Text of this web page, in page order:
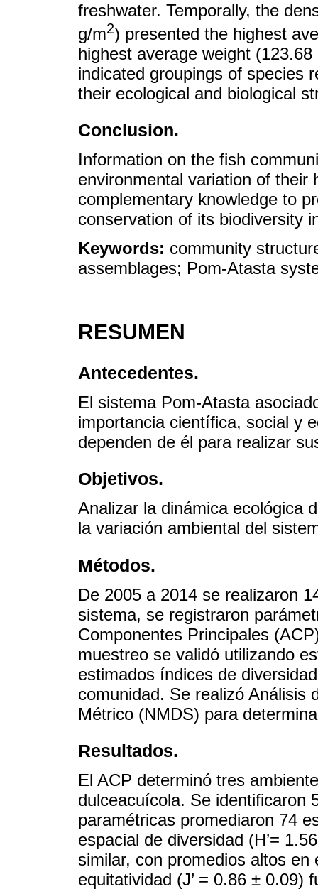
freshwater. Temporally, the
g/m2) presented the highest
highest average weight
indicated groupings of species
their ecological and biological
Conclusion.
Information on the fish
environmental variation of their
complementary knowledge to
conservation of its biodiversity
Keywords: community
assemblages; Pom-Atasta
RESUMEN
Antecedentes.
El sistema Pom-Atasta
importancia científica, social y
dependen de él para realizar
Objetivos.
Analizar la dinámica ecológica
la variación ambiental del
Métodos.
De 2005 a 2014 se realizaron
sistema, se registraron
Componentes Principales
muestreo se validó utilizando
estimados índices de
comunidad. Se realizó Análisis
Métrico (NMDS) para
Resultados.
El ACP determinó tres
dulceacuícola. Se identificaron
paramétricas promediaron 74
espacial de diversidad (H’=
similar, con promedios altos
equitatividad (J’ = 0.86 ± 0.09)